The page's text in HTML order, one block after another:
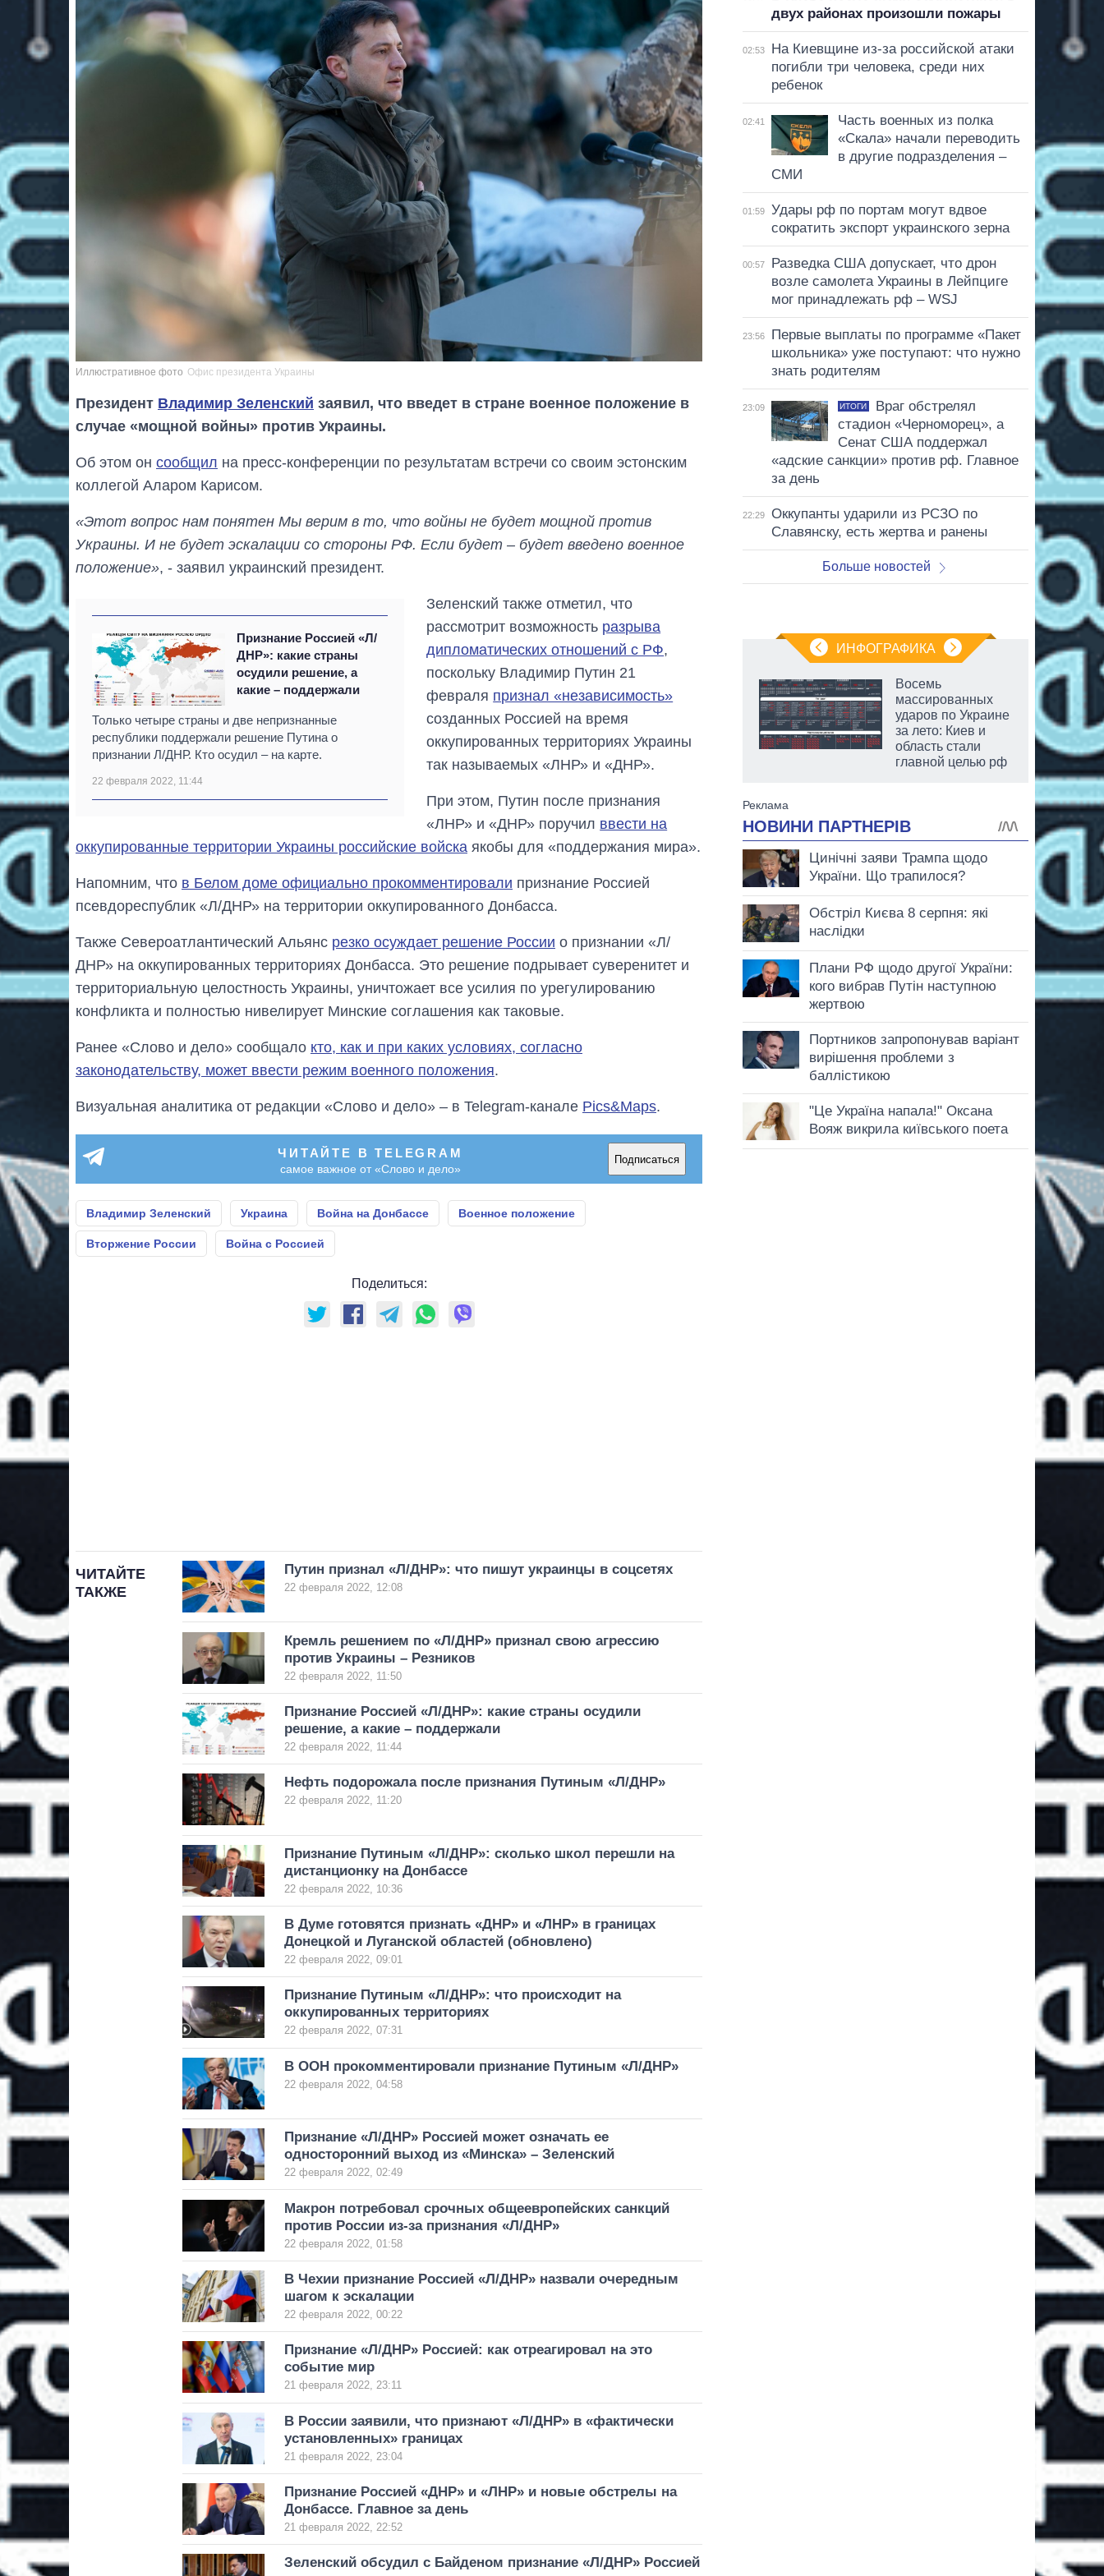
Иллюстративное фото Офис президента Украины
Президент Владимир Зеленский заявил, что введет в стране военное положение в
случае «мощной войны» против Украины.
Об этом он сообщил на пресс-конференции по результатам встречи со своим эстонским
коллегой Аларом Карисом.
«Этот вопрос нам понятен Мы верим в то, что войны не будет мощной против
Украины. И не будет эскалации со стороны РФ. Если будет – будет введено военное
положение», - заявил украинский президент.
Признание Россией «Л/
ДНР»: какие страны
осудили решение, а
какие – поддержали
Только четыре страны и две непризнанные
республики поддержали решение Путина о
признании Л/ДНР. Кто осудил – на карте.
22 февраля 2022, 11:44
Зеленский также отметил, что
рассмотрит возможность разрыва
дипломатических отношений с РФ,
поскольку Владимир Путин 21
февраля признал «независимость»
созданных Россией на время
оккупированных территориях Украины
так называемых «ЛНР» и «ДНР».
При этом, Путин после признания
«ЛНР» и «ДНР» поручил ввести на
оккупированные территории Украины российские войска якобы для «поддержания мира».
Напомним, что в Белом доме официально прокомментировали признание Россией
псевдореспублик «Л/ДНР» на территории оккупированного Донбасса.
Также Североатлантический Альянс резко осуждает решение России о признании «Л/
ДНР» на оккупированных территориях Донбасса. Это решение подрывает суверенитет и
территориальную целостность Украины, уничтожает все усилия по урегулированию
конфликта и полностью нивелирует Минские соглашения как таковые.
Ранее «Слово и дело» сообщало кто, как и при каких условиях, согласно
законодательству, может ввести режим военного положения.
Визуальная аналитика от редакции «Слово и дело» – в Telegram-канале Pics&Maps.
ЧИТАЙТЕ В TELEGRAM
самое важное от «Слово и дело»
Подписаться
Владимир Зеленский Украина Война на Донбассе Военное положение
Вторжение России Война с Россией
Поделиться:
ЧИТАЙТЕ
ТАКЖЕ
Путин признал «Л/ДНР»: что пишут украинцы в соцсетях
22 февраля 2022, 12:08
Кремль решением по «Л/ДНР» признал свою агрессию
против Украины – Резников
22 февраля 2022, 11:50
Признание Россией «Л/ДНР»: какие страны осудили
решение, а какие – поддержали
22 февраля 2022, 11:44
Нефть подорожала после признания Путиным «Л/ДНР»
22 февраля 2022, 11:20
Признание Путиным «Л/ДНР»: сколько школ перешли на
дистанционку на Донбассе
22 февраля 2022, 10:36
В Думе готовятся признать «ДНР» и «ЛНР» в границах
Донецкой и Луганской областей (обновлено)
22 февраля 2022, 09:01
Признание Путиным «Л/ДНР»: что происходит на
оккупированных территориях
22 февраля 2022, 07:31
В ООН прокомментировали признание Путиным «Л/ДНР»
22 февраля 2022, 04:58
Признание «Л/ДНР» Россией может означать ее
односторонний выход из «Минска» – Зеленский
22 февраля 2022, 02:49
Макрон потребовал срочных общеевропейских санкций
против России из-за признания «Л/ДНР»
22 февраля 2022, 01:58
В Чехии признание Россией «Л/ДНР» назвали очередным
шагом к эскалации
22 февраля 2022, 00:22
Признание «Л/ДНР» Россией: как отреагировал на это
событие мир
21 февраля 2022, 23:11
В России заявили, что признают «Л/ДНР» в «фактически
установленных» границах
21 февраля 2022, 23:04
Признание Россией «ДНР» и «ЛНР» и новые обстрелы на
Донбассе. Главное за день
21 февраля 2022, 22:52
Зеленский обсудил с Байденом признание «Л/ДНР» Россией
двух районах произошли пожары
02:53
На Киевщине из-за российской атаки
погибли три человека, среди них
ребенок
02:41
Часть военных из полка
«Скала» начали переводить
в другие подразделения –
СМИ
01:59
Удары рф по портам могут вдвое
сократить экспорт украинского зерна
00:57
Разведка США допускает, что дрон
возле самолета Украины в Лейпциге
мог принадлежать рф – WSJ
23:56
Первые выплаты по программе «Пакет
школьника» уже поступают: что нужно
знать родителям
23:09 ИТОГИ
Враг обстрелял
стадион «Черноморец», а
Сенат США поддержал
«адские санкции» против рф. Главное
за день
22:29
Оккупанты ударили из РСЗО по
Славянску, есть жертва и ранены
Больше новостей
ИНФОГРАФИКА
лет: кто и как долго
занимал
руководителя СВР
Восемь
массированных
ударов по Украине
за лето: Киев и
область стали
главной целью рф